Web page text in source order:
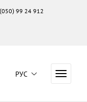
99 24 912
РУС